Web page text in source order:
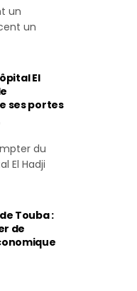
un
un
El
ses portes
du
El Hadji
Touba :
de